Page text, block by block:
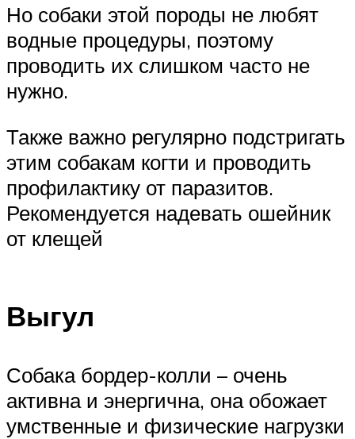
Но собаки этой породы не любят
водные процедуры, поэтому
проводить их слишком часто не
нужно.
Также важно регулярно подстригать
этим собакам когти и проводить
профилактику от паразитов.
Рекомендуется надевать ошейник
от клещей
Выгул
Собака бордер-колли – очень
активна и энергична, она обожает
умственные и физические нагрузки